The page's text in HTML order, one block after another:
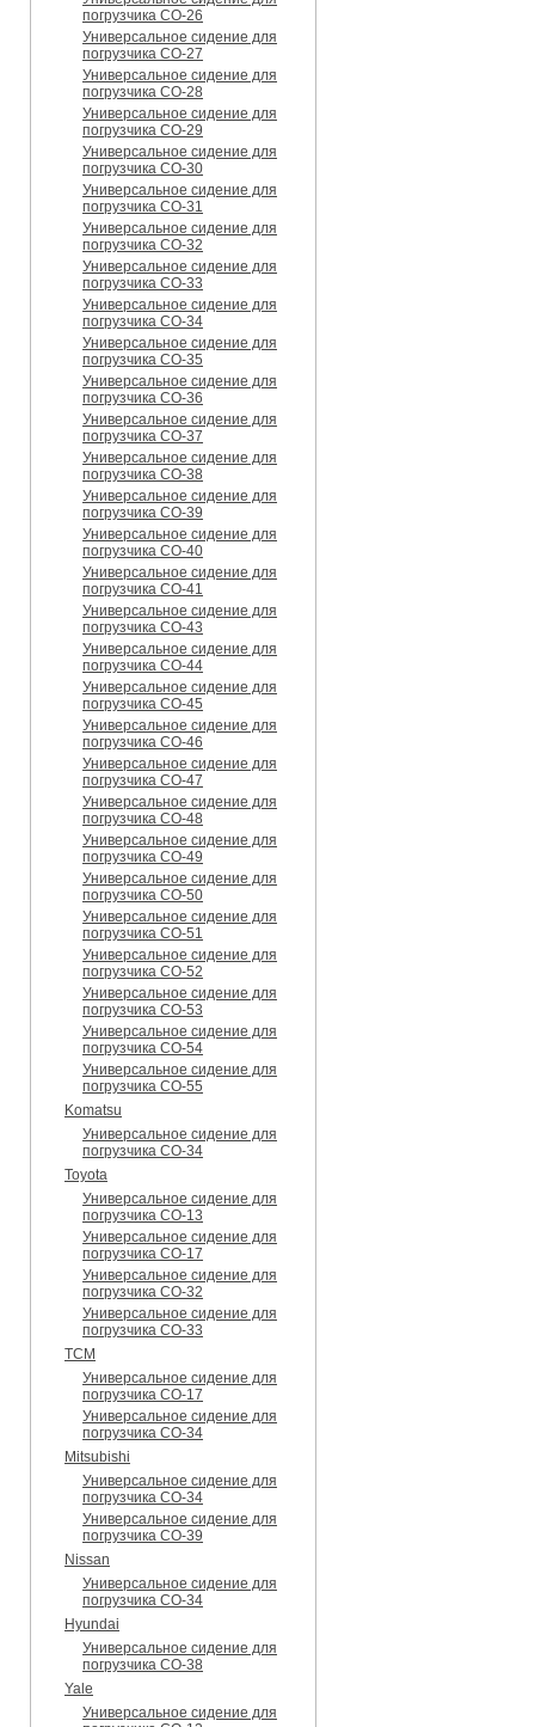
погрузчика CO-26
Универсальное сидение для
погрузчика CO-27
Универсальное сидение для
погрузчика CO-28
Универсальное сидение для
погрузчика CO-29
Универсальное сидение для
погрузчика CO-30
Универсальное сидение для
погрузчика CO-31
Универсальное сидение для
погрузчика CO-32
Универсальное сидение для
погрузчика CO-33
Универсальное сидение для
погрузчика CO-34
Универсальное сидение для
погрузчика CO-35
Универсальное сидение для
погрузчика CO-36
Универсальное сидение для
погрузчика CO-37
Универсальное сидение для
погрузчика CO-38
Универсальное сидение для
погрузчика CO-39
Универсальное сидение для
погрузчика CO-40
Универсальное сидение для
погрузчика CO-41
Универсальное сидение для
погрузчика CO-43
Универсальное сидение для
погрузчика CO-44
Универсальное сидение для
погрузчика CO-45
Универсальное сидение для
погрузчика CO-46
Универсальное сидение для
погрузчика CO-47
Универсальное сидение для
погрузчика CO-48
Универсальное сидение для
погрузчика CO-49
Универсальное сидение для
погрузчика CO-50
Универсальное сидение для
погрузчика CO-51
Универсальное сидение для
погрузчика CO-52
Универсальное сидение для
погрузчика CO-53
Универсальное сидение для
погрузчика CO-54
Универсальное сидение для
погрузчика CO-55
Komatsu
Универсальное сидение для
погрузчика CO-34
Toyota
Универсальное сидение для
погрузчика CO-13
Универсальное сидение для
погрузчика CO-17
Универсальное сидение для
погрузчика CO-32
Универсальное сидение для
погрузчика CO-33
TCM
Универсальное сидение для
погрузчика CO-17
Универсальное сидение для
погрузчика CO-34
Mitsubishi
Универсальное сидение для
погрузчика CO-34
Универсальное сидение для
погрузчика CO-39
Nissan
Универсальное сидение для
погрузчика CO-34
Hyundai
Универсальное сидение для
погрузчика CO-38
Yale
Универсальное сидение для